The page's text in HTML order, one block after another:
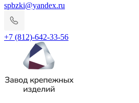
spbzki@yandex.ru
+7 (812)-642-33-56